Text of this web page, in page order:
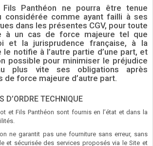
Panthéon ne pourra être tenue
considérée comme ayant failli à ses
dans les présentes CGV, pour toute
à un cas de force majeure tel que
et la jurisprudence française, à la
le notifie à l’autre partie d’une part, et
possible pour minimiser le préjudice
plus vite ses obligations après
de force majeure d’autre part.
D’ORDRE TECHNIQUE
et Fils Panthéon sont fournis en l’état et dans la
ne garantit pas une fourniture sans erreur, sans
et sécurisée des services proposés via le Site et